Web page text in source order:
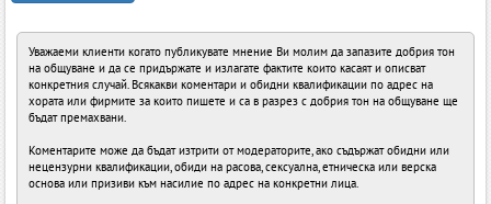
Уважаеми клиенти когато публикувате мнение Ви молим да запазите добрия тон
на общуване и да се придържате и излагате фактите които касаят и описват
конкретния случай. Всякакви коментари и обидни квалификации по адрес на
хората или фирмите за които пишете и са в разрез с добрия тон на общуване ще
бъдат премахвани.
Коментарите може да бъдат изтрити от модераторите, ако съдържат обидни или
нецензурни квалификации, обиди на расова, сексуална, етническа или верска
основа или призиви към насилие по адрес на конкретни лица.